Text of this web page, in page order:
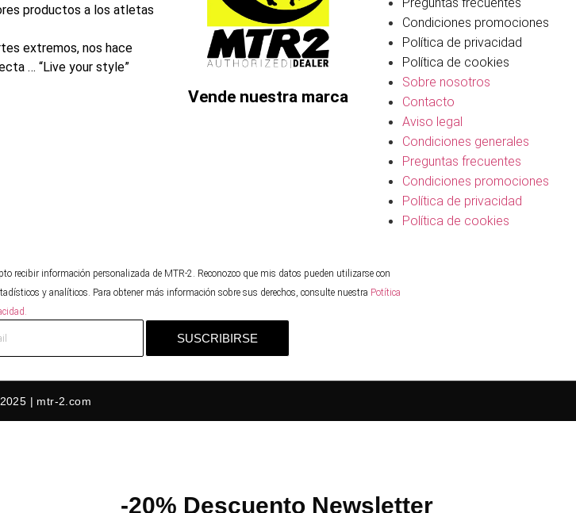
productos a los atletas
extremos, nos hace
… “Live your style”
Vende nuestra marca
Preguntas frecuentes
Condiciones promociones
Política de privacidad
Política de cookies
Sobre nosotros
Contacto
Aviso legal
Condiciones generales
Preguntas frecuentes
Condiciones promociones
Política de privacidad
Política de cookies
recibir información personalizada de MTR-2. Reconozco que mis datos pueden utilizarse con
y analíticos. Para obtener más información sobre sus derechos, consulte nuestra Potítica
SUSCRIBIRSE
| mtr-2.com
-20% Descuento Newsletter